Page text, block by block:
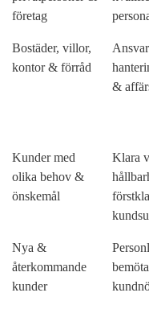
företag
Bostäder, villor,
kontor & förråd
&
Kunder med
olika behov &
önskemål
Klara
Nya &
återkommande
kunder